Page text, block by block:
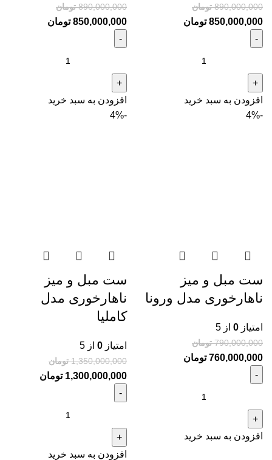
890,000,000 تومان
850,000,000 تومان
افزودن به سبد خرید
890,000,000 تومان
850,000,000 تومان
افزودن به سبد خرید
-4%
ست مبل و میز
ناهارخوری مدل ورونا
امتیاز 0 از 5
790,000,000 تومان
760,000,000 تومان
افزودن به سبد خرید
-4%
ست مبل و میز
ناهارخوری مدل
کاملیا
امتیاز 0 از 5
1,350,000,000 تومان
1,300,000,000 تومان
افزودن به سبد خرید